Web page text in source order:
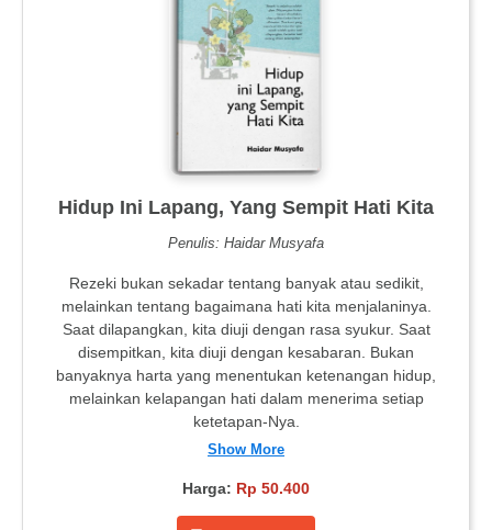
Hidup Ini Lapang, Yang Sempit Hati Kita
Penulis: Haidar Musyafa
Rezeki bukan sekadar tentang banyak atau sedikit,
melainkan tentang bagaimana hati kita menjalaninya.
Saat dilapangkan, kita diuji dengan rasa syukur. Saat
disempitkan, kita diuji dengan kesabaran. Bukan
banyaknya harta yang menentukan ketenangan hidup,
melainkan kelapangan hati dalam menerima setiap
ketetapan-Nya.
Show More
Harga: Rp 50.400